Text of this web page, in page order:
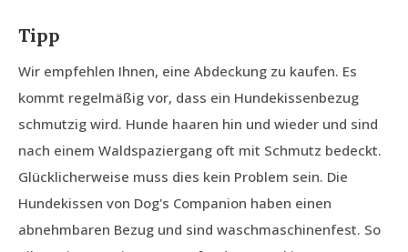
Tipp
Wir empfehlen Ihnen, eine Abdeckung zu kaufen. Es
kommt regelmäßig vor, dass ein Hundekissenbezug
schmutzig wird. Hunde haaren hin und wieder und sind
nach einem Waldspaziergang oft mit Schmutz bedeckt.
Glücklicherweise muss dies kein Problem sein. Die
Hundekissen von Dog's Companion haben einen
abnehmbaren Bezug und sind waschmaschinenfest. So